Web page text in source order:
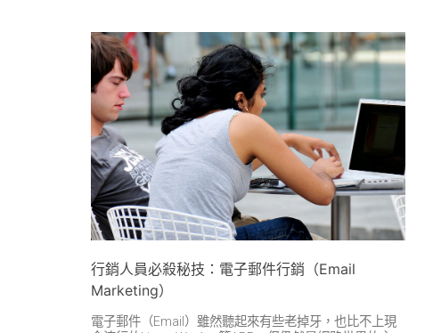
行銷人員必殺秘技：電子郵件行銷（Email
Marketing）
電子郵件（Email）雖然聽起來有些老掉牙，也比不上現